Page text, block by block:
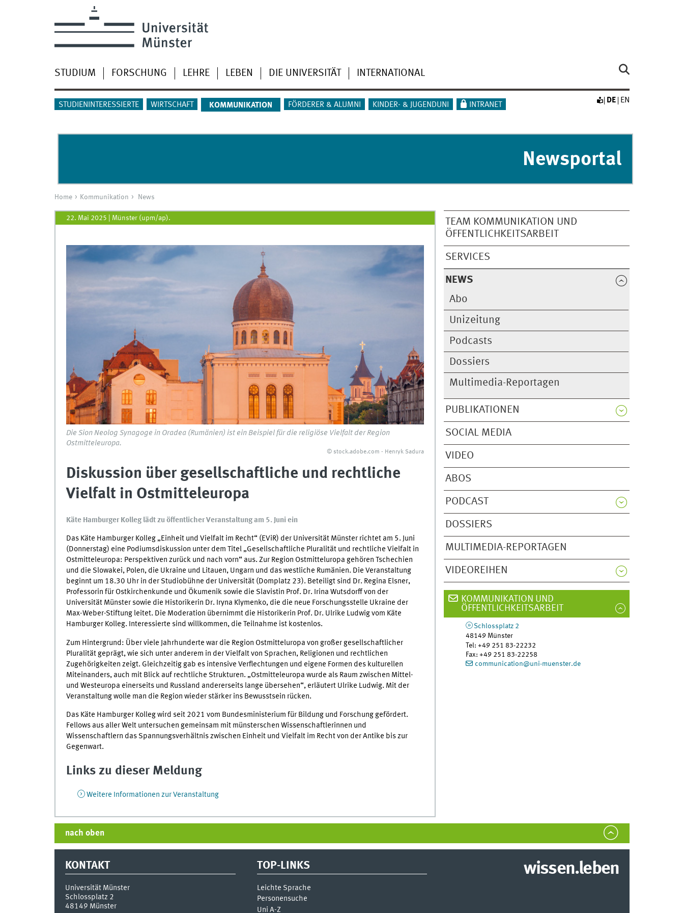
STUDIUM FORSCHUNG LEHRE LEBEN DIE UNIVERSITÄT INTERNATIONAL
STUDIENINTERESSIERTE WIRTSCHAFT KOMMUNIKATION FÖRDERER & ALUMNI KINDER- & JUGENDUNI INTRANET
DE EN
Newsportal
Home Kommunikation News
TEAM KOMMUNIKATION UND
ÖFFENTLICHKEITSARBEIT
SERVICES
NEWS
Abo
Unizeitung
Podcasts
Dossiers
Multimedia-Reportagen
PUBLIKATIONEN
SOCIAL MEDIA
VIDEO
ABOS
PODCAST
DOSSIERS
MULTIMEDIA-REPORTAGEN
VIDEOREIHEN
22. Mai 2025 Münster (upm/ap).
Die Sion Neolog Synagoge in Oradea (Rumänien) ist ein Beispiel für die religiöse Vielfalt der Region
Ostmitteleuropa.
© stock.adobe.com - Henryk Sadura
Diskussion über gesellschaftliche und rechtliche
Vielfalt in Ostmitteleuropa
Käte Hamburger Kolleg lädt zu öffentlicher Veranstaltung am 5. Juni ein
Das Käte Hamburger Kolleg „Einheit und Vielfalt im Recht“ (EViR) der Universität Münster richtet am 5. Juni
(Donnerstag) eine Podiumsdiskussion unter dem Titel „Gesellschaftliche Pluralität und rechtliche Vielfalt in
Ostmitteleuropa: Perspektiven zurück und nach vorn“ aus. Zur Region Ostmitteluropa gehören Tschechien
und die Slowakei, Polen, die Ukraine und Litauen, Ungarn und das westliche Rumänien. Die Veranstaltung
beginnt um 18.30 Uhr in der Studiobühne der Universität (Domplatz 23). Beteiligt sind Dr. Regina Elsner,
Professorin für Ostkirchenkunde und Ökumenik sowie die Slavistin Prof. Dr. Irina Wutsdorff von der
Universität Münster sowie die Historikerin Dr. Iryna Klymenko, die die neue Forschungsstelle Ukraine der
Max-Weber-Stiftung leitet. Die Moderation übernimmt die Historikerin Prof. Dr. Ulrike Ludwig vom Käte
Hamburger Kolleg. Interessierte sind willkommen, die Teilnahme ist kostenlos.
Zum Hintergrund: Über viele Jahrhunderte war die Region Ostmitteluropa von großer gesellschaftlicher
Pluralität geprägt, wie sich unter anderem in der Vielfalt von Sprachen, Religionen und rechtlichen
Zugehörigkeiten zeigt. Gleichzeitig gab es intensive Verflechtungen und eigene Formen des kulturellen
Miteinanders, auch mit Blick auf rechtliche Strukturen. „Ostmitteleuropa wurde als Raum zwischen Mittel-
und Westeuropa einerseits und Russland andererseits lange übersehen“, erläutert Ulrike Ludwig. Mit der
Veranstaltung wolle man die Region wieder stärker ins Bewusstsein rücken.
Das Käte Hamburger Kolleg wird seit 2021 vom Bundesministerium für Bildung und Forschung gefördert.
Fellows aus aller Welt untersuchen gemeinsam mit münsterschen Wissenschaftlerinnen und
Wissenschaftlern das Spannungsverhältnis zwischen Einheit und Vielfalt im Recht von der Antike bis zur
Gegenwart.
Links zu dieser Meldung
Weitere Informationen zur Veranstaltung
KOMMUNIKATION UND
ÖFFENTLICHKEITSARBEIT
Schlossplatz 2
48149 Münster
Tel:+49 251 83-22232
Fax:+49 251 83-22258
communication@uni-muenster.de
nach oben
KONTAKT
Universität Münster
Schlossplatz 2
48149 Münster
TOP-LINKS
Leichte Sprache
Personensuche
Uni A-Z
wissen.leben